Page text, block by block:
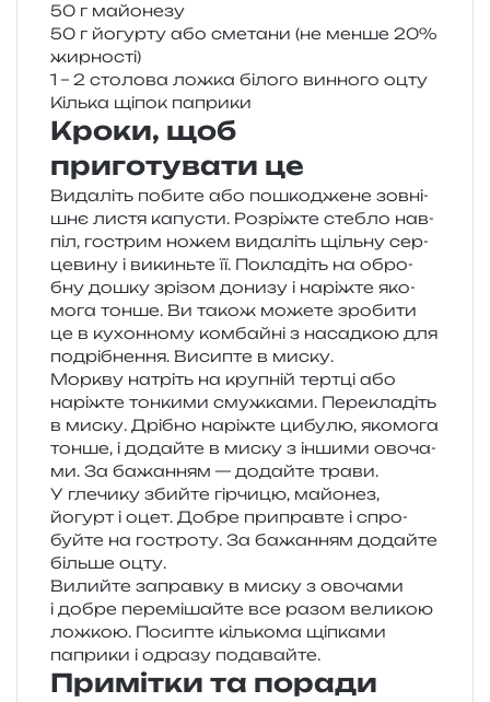
50 г майонезу
50 г йогур­ту або сме­та­ни (не менше 20%
жирності)
1 – 2 сто­ло­ва ложка біло­го вин­но­го оцту
Кілька щіпок паприки
Кроки, щоб
приготувати це
Видаліть поби­те або пошко­дже­не зов­ні­
шнє листя капу­сти. Розріжте сте­бло нав­
піл, гострим ножем вида­літь щіль­ну сер­
це­ви­ну і викинь­те її. Покладіть на обро­
бну дошку зрі­зом дони­зу і наріж­те яко­
мо­га тонше. Ви також може­те зро­би­ти
це в кухон­но­му ком­бай­ні з насад­кою для
подрі­бне­н­ня. Висипте в миску.
Моркву натріть на кру­пній тер­тці або
наріж­те тон­ки­ми смуж­ка­ми. Перекладіть
в миску. Дрібно наріж­те цибу­лю, яко­мо­га
тонше, і додай­те в миску з інши­ми ово­ча­
ми. За бажа­н­ням — додай­те трави.
У гле­чи­ку збий­те гір­чи­цю, майо­нез,
йогурт і оцет. Добре при­прав­те і спро­
буй­те на гостро­ту. За бажа­н­ням додай­те
біль­ше оцту.
Вилийте заправ­ку в миску з ово­ча­ми
і добре пере­мі­шай­те все разом вели­кою
лож­кою. Посипте кіль­ко­ма щіпка­ми
папри­ки і одра­зу подавайте.
Примітки та поради